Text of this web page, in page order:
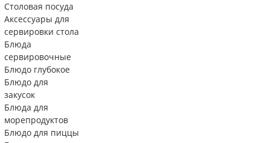
Столовая посуда
Аксессуары для
сервировки стола
Блюда
сервировочные
Блюдо глубокое
Блюдо для
закусок
Блюда для
морепродуктов
Блюдо для пиццы